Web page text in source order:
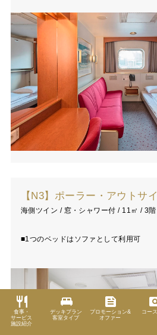
restaurant
食事・
サービス
施設紹介
king_bed
デッキプラン
客室タイプ
feed
プロモーション&
オファー
コー
【N3】ポーラー・アウトサ
海側ツイン / 窓・シャワー付 / 11㎡ / 3階
■1つのベッドはソファとして利用可